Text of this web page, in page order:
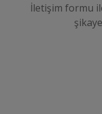
İletişim formu